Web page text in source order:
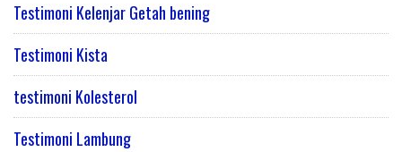
Testimoni Kelenjar Getah bening
Testimoni Kista
testimoni Kolesterol
Testimoni Lambung